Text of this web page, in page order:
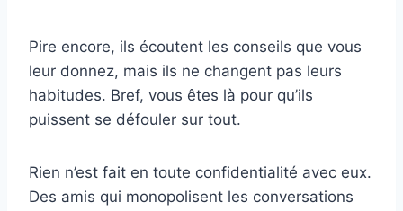
Pire encore, ils écoutent les conseils que vous
leur donnez, mais ils ne changent pas leurs
habitudes. Bref, vous êtes là pour qu’ils
puissent se défouler sur tout.
Rien n’est fait en toute confidentialité avec eux.
Des amis qui monopolisent les conversations